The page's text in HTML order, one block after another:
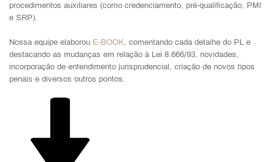
procedimentos auxiliares (como credenciamento, pré-qualificação, PMI
e SRP).
Nossa equipe elaborou E-BOOK, comentando cada detalhe do PL e
destacando as mudanças em relação à Lei 8.666/93, novidades,
incorporação de entendimento jurisprudencial, criação de novos tipos
penais e diversos outros pontos.